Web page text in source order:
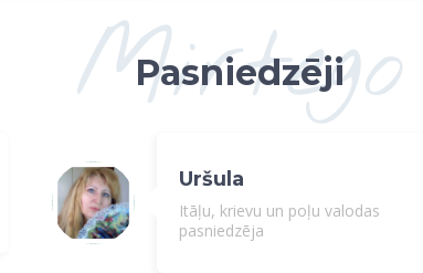
Mirtego
Pasniedzēji
Uršula
Itāļu, krievu un poļu valodas
pasniedzēja